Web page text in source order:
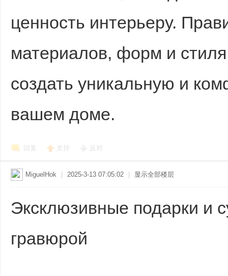
ценность интерьеру.
материалов, форм и
создать уникальную и
вашем доме.
回复 支持 反对
MiguelHok 2025-3-13 07:05:02 显示全部楼层
Эксклюзивные подарки и
гравюрой